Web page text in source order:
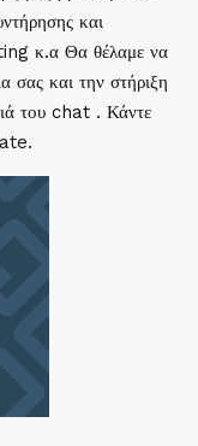
και
κ.α Θα θέλαμε να
σας και την στήριξη
του chat . Κάντε